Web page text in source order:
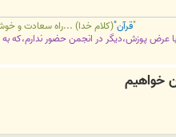
"قرآن"(کلام خدا) ...راه سعادت و
با عرض پوزش،دیگر در انجمن حضور ندارم،که